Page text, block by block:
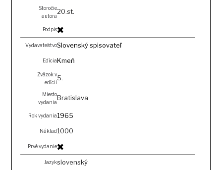
Storočie
autora
20.st.
Podpis
VydavateľstvoSlovenský spisovateľ
EdíciaKmeň
Zväzok v
edícii
5.
Miesto
vydania
Bratislava
Rok vydania1965
Náklad1000
Prvé vydanie
Jazykslovenský